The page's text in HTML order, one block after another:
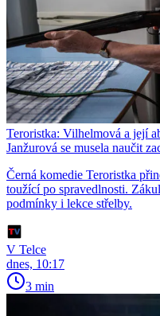
Teroristka: Vilhelmová a její
Janžurová se musela naučit
Černá komedie Teroristka
toužící po spravedlnosti.
podmínky i lekce střelby.
V Telce
dnes, 10:17
3 min